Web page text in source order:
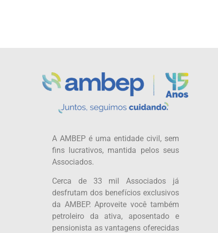
A AMBEP é uma entidade civil, sem
fins lucrativos, mantida pelos seus
Associados.
Cerca de 33 mil Associados já
desfrutam dos benefícios exclusivos
da AMBEP. Aproveite você também
petroleiro da ativa, aposentado e
pensionista as vantagens oferecidas